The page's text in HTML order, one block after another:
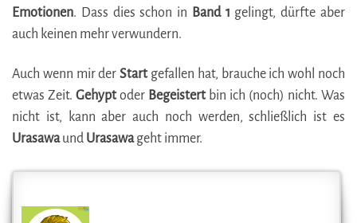
Emotionen. Dass dies schon in Band 1 gelingt, dürfte aber
auch keinen mehr verwundern.
Auch wenn mir derStartgefallen hat, brauche ich wohl noch
etwas Zeit. Gehyptoder Begeistertbin ich (noch) nicht. Was
nicht ist, kann aber auch noch werden, schließlich ist es
Urasawaund Urasawageht immer.